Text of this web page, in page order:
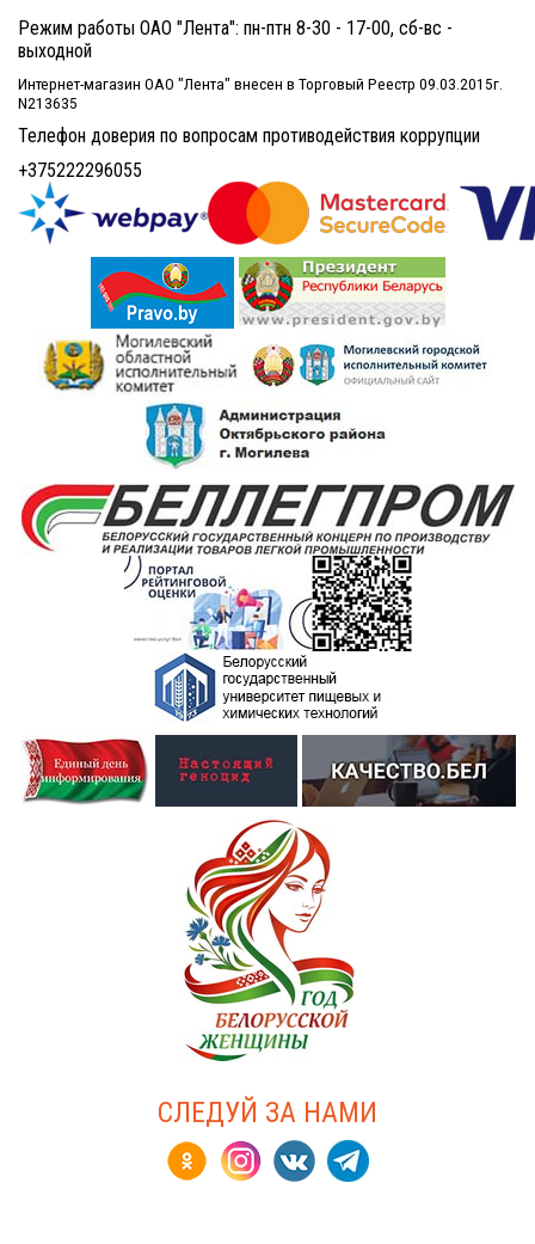
Режим работы ОАО "Лента": пн-птн 8-30 - 17-00, сб-вс -
выходной
Интернет-магазин ОАО "Лента" внесен в Торговый Реестр 09.03.2015г.
N213635
Телефон доверия по вопросам противодействия коррупции
+375222296055
СЛЕДУЙ ЗА НАМИ